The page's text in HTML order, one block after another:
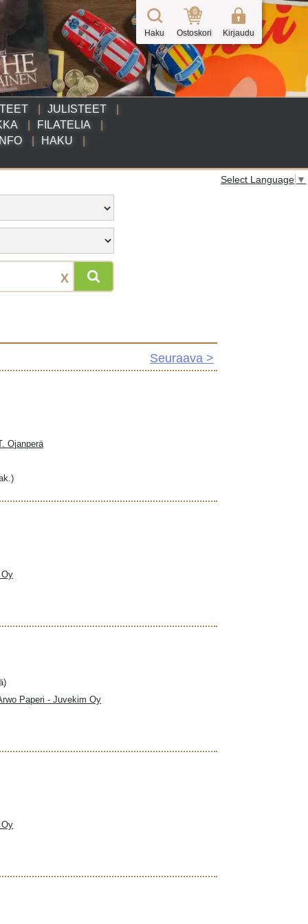
JULISTEET
FILATELIA
INFO
HAKU
Haku
0
Ostoskori Kirjaudu
Select Language ▼
X
Seuraava >
Ojanperä
Oy
Paperi - Juvekim Oy
Oy